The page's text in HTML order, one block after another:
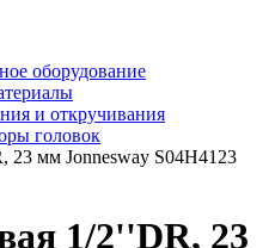
оборудование
и откручивания
головок
23 мм Jonnesway S04H4123
1/2''DR, 23